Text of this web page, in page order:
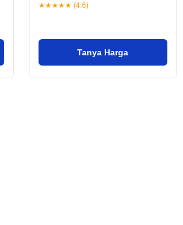
★★★★★ (4.6)
Tanya Harga